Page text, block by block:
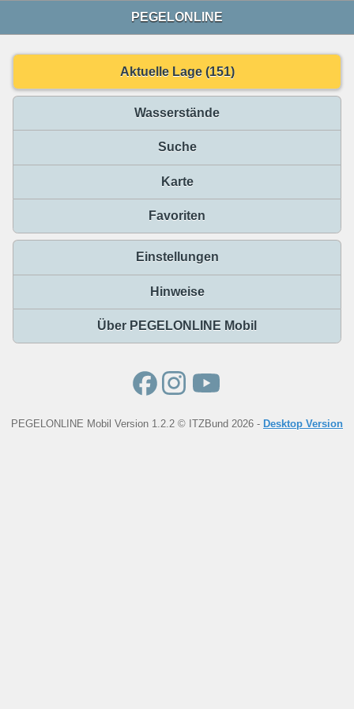
PEGELONLINE
Aktuelle Lage (151)
Wasserstände
Suche
Karte
Favoriten
Einstellungen
Hinweise
Über PEGELONLINE Mobil
PEGELONLINE Mobil Version 1.2.2 © ITZBund 2026 - Desktop Version